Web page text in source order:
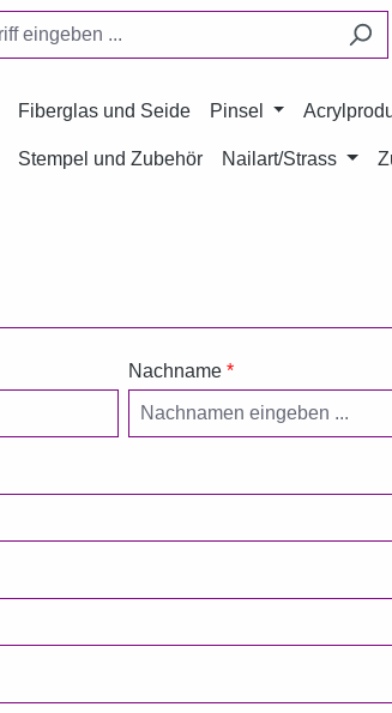
Fiberglas und Seide Pinsel
Stempel und Zubehör Nailart/Strass
Nachname *